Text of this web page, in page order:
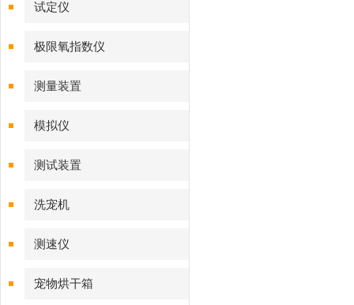
试定仪
极限氧指数仪
测量装置
模拟仪
测试装置
洗宠机
测速仪
宠物烘干箱